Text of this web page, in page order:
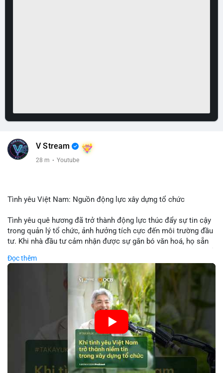
V Stream
28 m · Youtube
Tình yêu Việt Nam: Nguồn động lực xây dựng tổ chức
Tình yêu quê hương đã trở thành động lực thúc đẩy sự tin cậy
trong quản lý tổ chức, ảnh hưởng tích cực đến môi trường đầu
tư. Khi nhà đầu tư cảm nhận được sự gắn bó văn hoá, họ sẵn
các công ty blockchain và tiền mã hoá. Sự tăng cường niềm
tin này giúp giảm rủi ro thị trường, cải thiện chi phí vốn và thúc
đẩy sự phát triển bền vững của ngành công nghệ tài chính. Các
nhà quản lý cần khai thác tinh thần này để xây dựng chiến lược
phát triển bền vững và thu hút vốn đầu tư.
🎥 Xem video trực tiếp tại:
Nguồn: VIETSUCCESS
Đọc thêm